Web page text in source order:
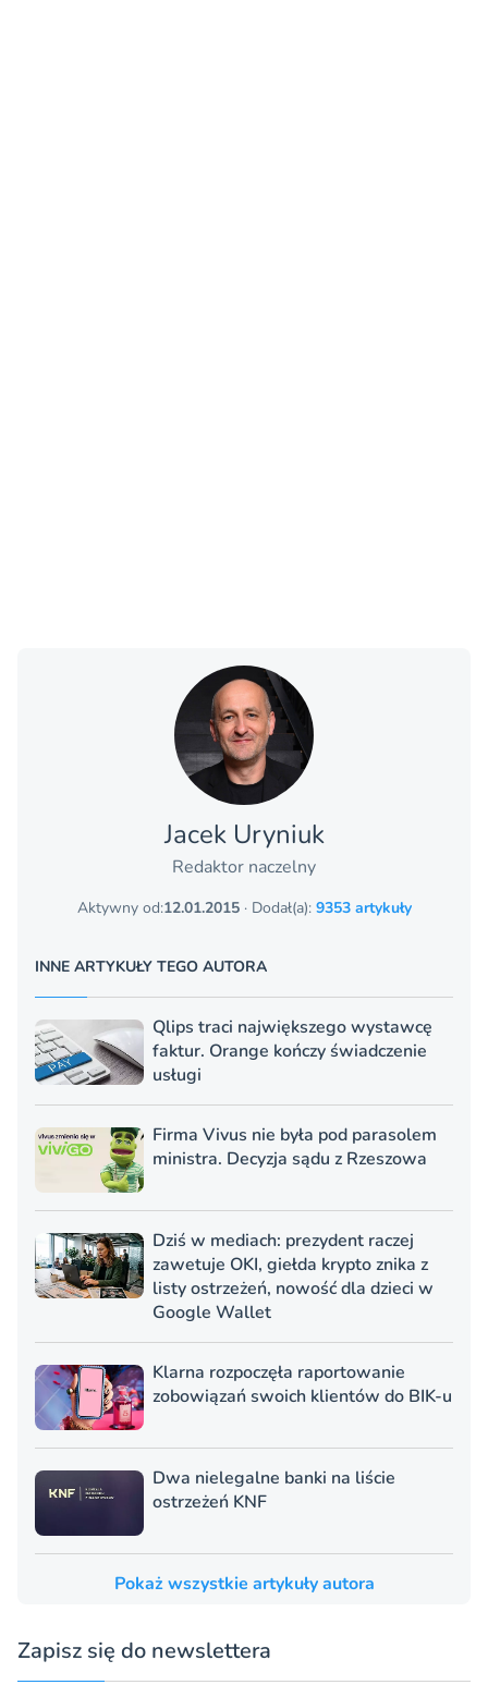
Jacek Uryniuk
Redaktor naczelny
Aktywny od:12.01.2015· Dodał(a): 9353 artykuły
INNE ARTYKUŁY TEGO AUTORA
Qlips traci największego wystawcę
faktur. Orange kończy świadczenie
usługi
Firma Vivus nie była pod parasolem
ministra. Decyzja sądu z Rzeszowa
Dziś w mediach: prezydent raczej
zawetuje OKI, giełda krypto znika z
listy ostrzeżeń, nowość dla dzieci w
Google Wallet
Klarna rozpoczęła raportowanie
zobowiązań swoich klientów do BIK-u
Dwa nielegalne banki na liście
ostrzeżeń KNF
Pokaż wszystkie artykuły autora
Zapisz się do newslettera